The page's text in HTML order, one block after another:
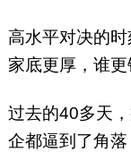
高水平对决的
家底更厚，谁更
过去的40多天
企都逼到了角